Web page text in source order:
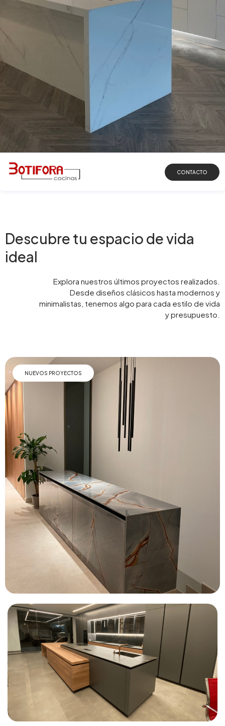
DESCUBRIR
CONTACTO
Descubre tu espacio de vida
ideal
Explora nuestros últimos proyectos realizados.
Desde diseños clásicos hasta modernos y
minimalistas, tenemos algo para cada estilo de vida
y presupuesto.
NUEVOS PROYECTOS